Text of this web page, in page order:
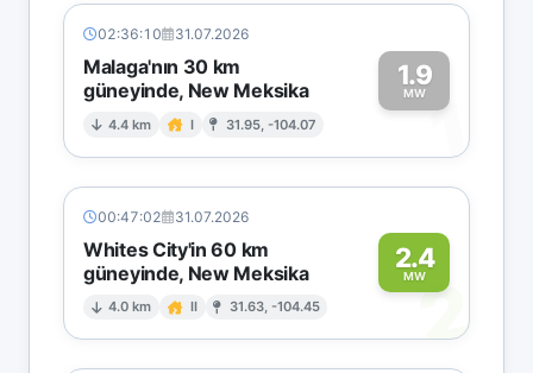
02:36:10 31.07.2026
Malaga'nın 30 km
güneyinde, New Meksika
4.4 km I 31.95, -104.07
1.9
MW1
00:47:02 31.07.2026
Whites City'in 60 km
güneyinde, New Meksika
4.0 km II 31.63, -104.45
2.4
MW2